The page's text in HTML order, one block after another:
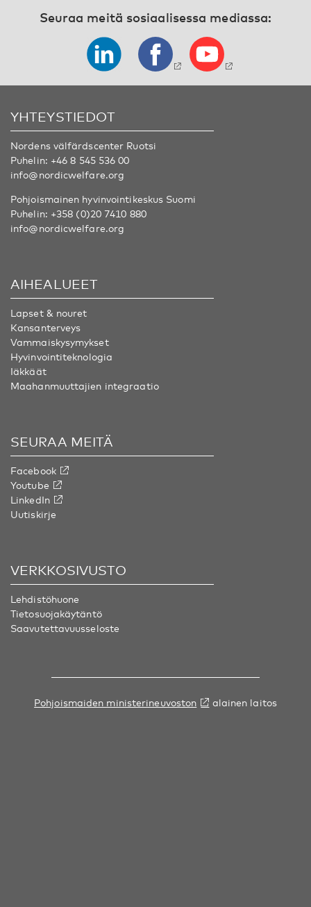
Seuraa meitä sosiaalisessa mediassa:
YHTEYSTIEDOT
Nordens välfärdscenter Ruotsi
Puhelin: +46 8 545 536 00
info@nordicwelfare.org
Pohjoismainen hyvinvointikeskus Suomi
Puhelin: +358 (0)20 7410 880
info@nordicwelfare.org
AIHEALUEET
Lapset & nouret
Kansanterveys
Vammaiskysymykset
Hyvinvointiteknologia
Iäkkäät
Maahanmuuttajien integraatio
SEURAA MEITÄ
Facebook
Youtube
LinkedIn
Uutiskirje
VERKKOSIVUSTO
Lehdistöhuone
Tietosuojakäytäntö
Saavutettavuusseloste
Pohjoismaiden ministerineuvoston alainen laitos